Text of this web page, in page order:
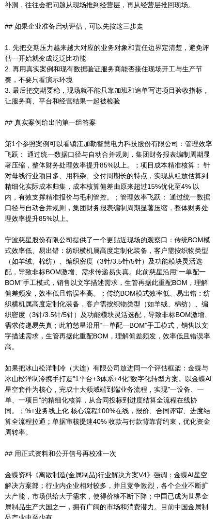
补洞，往往会把问题从现场推到经营层，再从经营层推回现场。
## 如果企业准备启动评估，可以先按这三步走
1. 先把交期压力越来越大对应的业务对象和责任边界定清楚，避免评
估一开始就变成泛泛比功能
2. 再用真实案例和现有数据验证服务商能否接住现场开工与生产节
奏，不要只看演示环境
3. 最后把交期要稳，现场就不能只靠加班和追单写进项目验收指标，
让服务商、平台和经营结果一起被检验
## 真实案例给出的第一组答案
第1个参照案例可以看镇江加勒智慧电力科技股份有限公司：管理效率
飞跃： 通过统一数据口径与自动合并规则，集团财务报表编制周期显
著压缩，整体财务处理效率提升85%以上。；项目成本精准核算： 针
对母线行业项目多、用料杂、交付周期长的特点，实现从粗放估算到
精细化实际成本归集，成本核算偏差由原来超过15%优化至4% 以
内，有效支撑精准报价与毛利管控。；管理效率飞跃： 通过统一数据
口径与自动合并规则，集团财务报表编制周期显著压缩，整体财务处
理效率提升85%以上。
宁波慈星股份有限公司提供了一个更贴近现场的观察口：传统BOM模
式效率低、易出错：纺织横机属高度定制化装备，客户需按织物类型
（如羊绒、棉纺）、编织密度（3针/3.5针/5针）及功能模块灵活选
配，导致非标BOM激增、需求传递易失真。此前慈星沿用“一单配一
BOM”手工模式，销售以文字描述需求，生管再据此重配BOM，理解
偏差频发，效率低且错误率高。；传统BOM模式效率低、易出错：纺
织横机属高度定制化装备，客户需按织物类型（如羊绒、棉纺）、编
织密度（3针/3.5针/5针）及功能模块灵活选配，导致非标BOM激增、
需求传递易失真；此前慈星沿用“一单配一BOM”手工模式，销售以文
字描述需求，生管再据此重配BOM，理解偏差频发，效率低且错误率
高。
如果把冰山松洋制冷（大连）有限公司放进同一个评估框架：金蝶与
冰山松洋制冷携手打造"1平台+3体系+4化"数字化转型方案。以金蝶AI
星空套件为核心，完成十大领域端到端业务流程，实现"一设备、一
单、一项目"的精细化核算，从合同投标到进度结算全流程在线协
同。；%+业务线上化 核心流程100%在线，报价、合同评审、进度结
算全流程拉通；单据审核提速40% 收款与付款背靠背约束，优化资金
周转率。
## 用正式资料和公开信号再校准一次
金蝶资料《离散制造(金属制品)行业解决方案V4》强调：金蝶AI星空
解决方案部；行业内企业相对较多，并且竞争激烈，各个企业不断扩
大产能，市场供给大于需求，使得价格不断下降；中国已成为世界金
属制品生产大国之一，拥有广阔的市场和消费潜力。目前中国金属制
品产业中至少有。